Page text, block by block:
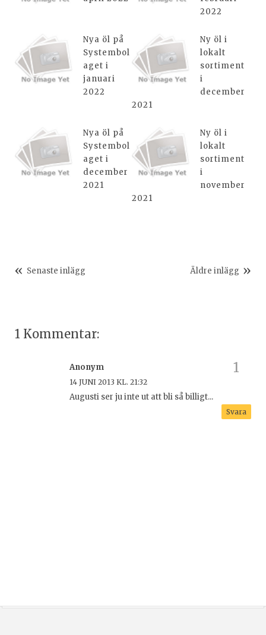
2022
Nya öl på
Systembol
aget i
januari
2022
Ny öl i
lokalt
sortiment
i
december
2021
Nya öl på
Systembol
aget i
december
2021
Ny öl i
lokalt
sortiment
i
november
2021
Senaste inlägg Äldre inlägg
1 Kommentar:
Anonym
14 JUNI 2013 KL. 21:32
Augusti ser ju inte ut att bli så billigt...
Svara